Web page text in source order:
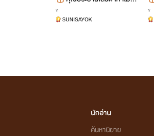
eg
Y
SUNISAYOK
Y
นักอ่าน
ค้นหานิยาย